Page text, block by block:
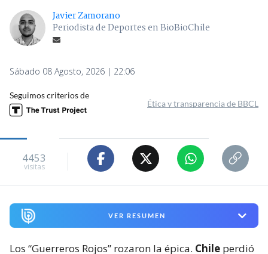
Javier Zamorano
Periodista de Deportes en BioBioChile
Sábado 08 Agosto, 2026 | 22:06
Seguimos criterios de
Ética y transparencia de BBCL
4453
visitas
VER RESUMEN
Los “Guerreros Rojos” rozaron la épica. Chile perdió